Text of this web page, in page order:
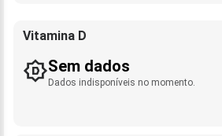
Vitamina D
Sem dados
Dados indisponíveis no momento.